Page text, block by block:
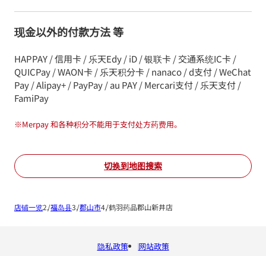
现金以外的付款方法 等
HAPPAY / 信用卡 / 乐天Edy / iD / 银联卡 / 交通系统IC卡 /
QUICPay / WAON卡 / 乐天积分卡 / nanaco / d支付 / WeChat
Pay / Alipay+ / PayPay / au PAY / Mercari支付 / 乐天支付 /
FamiPay
※Merpay 和各种积分不能用于支付处方药费用。
切换到地图搜索
店铺一览 福岛县 郡山市 鹤羽药品郡山新井店
隐私政策 网站政策